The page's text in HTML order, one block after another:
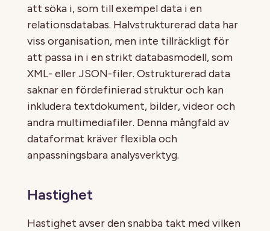
att söka i, som till exempel data i en
relationsdatabas. Halvstrukturerad data har
viss organisation, men inte tillräckligt för
att passa in i en strikt databasmodell, som
XML- eller JSON-filer. Ostrukturerad data
saknar en fördefinierad struktur och kan
inkludera textdokument, bilder, videor och
andra multimediafiler. Denna mångfald av
dataformat kräver flexibla och
anpassningsbara analysverktyg.
Hastighet
Hastighet avser den snabba takt med vilken